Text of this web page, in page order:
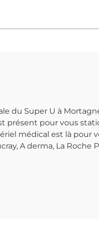
du Super U à
présent pour vous
médical est là pour
A derma, La Roche